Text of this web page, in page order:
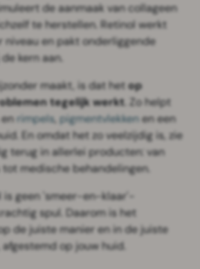
de aanmaak van collageen
te herstellen. Retinol werkt
en pakt onderliggende
kern aan.
maakt, is dat hetop
tegelijk werkt. Zo helpt
rimpels, pigmentvlekkenen een
En omdat het zo veelzijdig is, zie
terug in allerlei producten: van
medische behandelingen.
is geen 'smeer-en-klaar'-
spul. Daarom is het
de juiste manier en in de juiste
op jouw huid.